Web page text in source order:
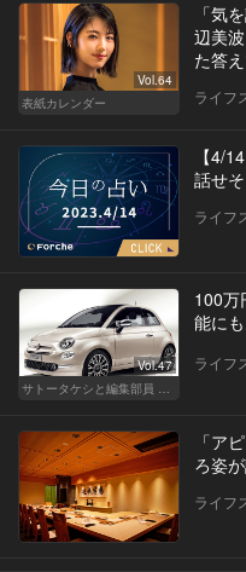
Vol.64
表紙カレンダー
「気
辺美
た答
ライフ
【4/
話せ
ライフ
Vol.47
サトータケシと編集部員 船山の"CAR GENTSへの道"
100万
能に
ライフ
「ア
ろ姿
ライフ